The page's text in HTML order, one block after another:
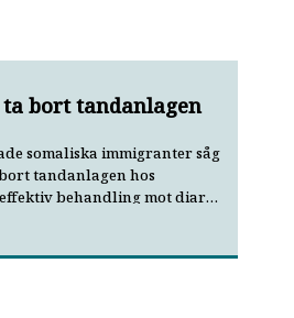
bort tandanlagen
somaliska immigranter såg
tandanlagen hos
behandling mot diarré,